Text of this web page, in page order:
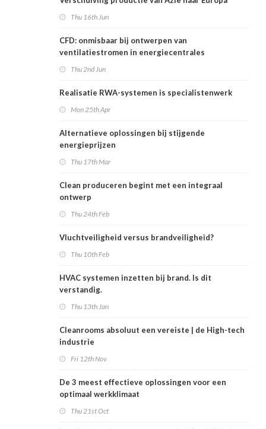
Thu 16th Jun
CFD: onmisbaar bij ontwerpen van
ventilatiestromen in energiecentrales
Thu 2nd Jun
Realisatie RWA-systemen is specialistenwerk
Mon 25th Apr
Alternatieve oplossingen bij stijgende
energieprijzen
Thu 17th Mar
Clean produceren begint met een integraal
ontwerp
Thu 24th Feb
Vluchtveiligheid versus brandveiligheid?
Thu 10th Feb
HVAC systemen inzetten bij brand. Is dit
verstandig.
Thu 13th Jan
Cleanrooms absoluut een vereiste | de High-tech
industrie
Fri 12th Nov
De 3 meest effectieve oplossingen voor een
optimaal werkklimaat
Thu 21st Oct